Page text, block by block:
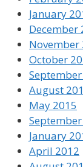
January
December
November
October
August
May 2015
January
April 2012